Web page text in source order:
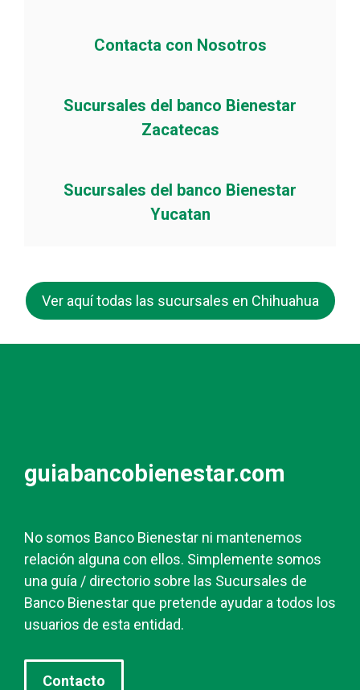
Contacta con Nosotros
Sucursales del banco Bienestar
Zacatecas
Sucursales del banco Bienestar
Yucatan
Ver aquí todas las sucursales en Chihuahua
guiabancobienestar.com
No somos Banco Bienestar ni mantenemos
relación alguna con ellos. Simplemente somos
una guía / directorio sobre las Sucursales de
Banco Bienestar que pretende ayudar a todos los
usuarios de esta entidad.
Contacto